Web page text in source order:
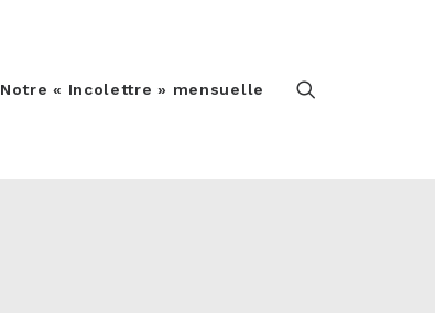
Notre « Incolettre » mensuelle